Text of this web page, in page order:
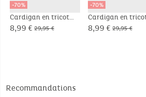
-70%
Cardigan en tricot
gris
8,99 € 29,95 €
-70%
Cardigan en
marron
8,99 € 29,95 €
Recommandations